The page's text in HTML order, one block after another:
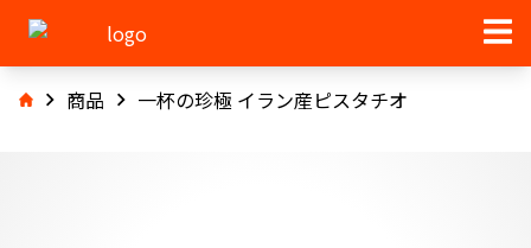
商品 一杯の珍極 イラン産ピスタチオ